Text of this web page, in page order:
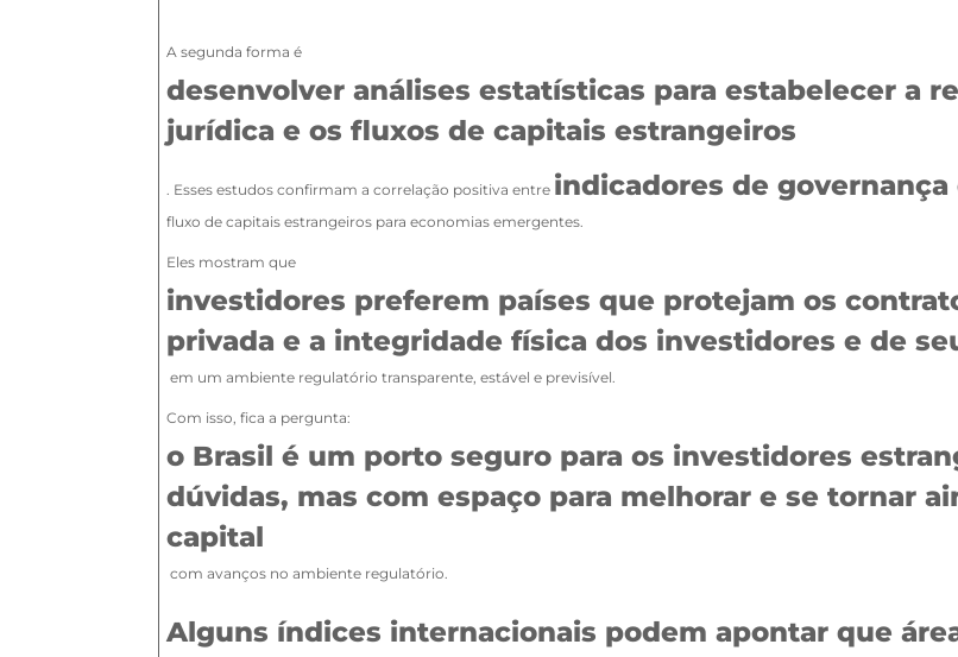
A segunda forma é
desenvolver análises estatísticas para estabelecer a
jurídica e os fluxos de capitais estrangeiros
. Esses estudos confirmam a correlação positiva entre indicadores de governança
fluxo de capitais estrangeiros para economias emergentes.
Eles mostram que
investidores preferem países que protejam os
privada e a integridade física dos investidores e de
em um ambiente regulatório transparente, estável e previsível.
Com isso, fica a pergunta:
o Brasil é um porto seguro para os investidores
dúvidas, mas com espaço para melhorar e se tornar
capital
com avanços no ambiente regulatório.
Alguns índices internacionais podem apontar que